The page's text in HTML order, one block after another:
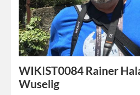
WIKIST0084 Rainer
Wuselig